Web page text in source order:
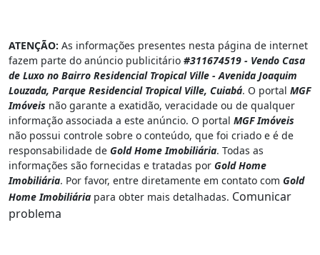
ATENÇÃO: As informações presentes nesta página de internet
fazem parte do anúncio publicitário #311674519 - Vendo Casa
de Luxo no Bairro Residencial Tropical Ville - Avenida Joaquim
Louzada, Parque Residencial Tropical Ville, Cuiabá. O portal MGF
Imóveis não garante a exatidão, veracidade ou de qualquer
informação associada a este anúncio. O portal MGF Imóveis
não possui controle sobre o conteúdo, que foi criado e é de
responsabilidade de Gold Home Imobiliária. Todas as
informações são fornecidas e tratadas por Gold Home
Imobiliária. Por favor, entre diretamente em contato com Gold
Home Imobiliária para obter mais detalhadas. Comunicar
problema